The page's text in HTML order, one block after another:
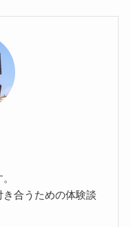
合うための体験談